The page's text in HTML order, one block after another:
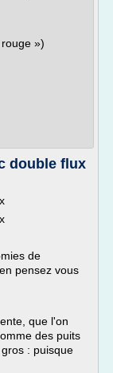
»)
double flux
de
pensez vous
que l'on
des puits
: puisque